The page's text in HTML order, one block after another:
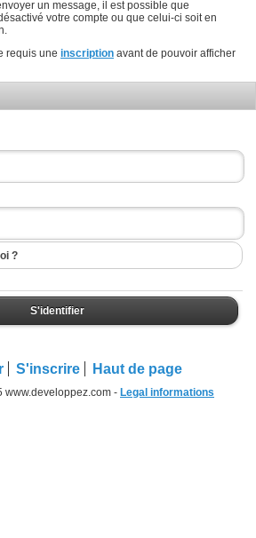
un message, il est possible que
votre compte ou que celui-ci soit en
requis une inscription avant de pouvoir afficher
?
S'identifier
S'inscrire Haut de page
- Legal informations